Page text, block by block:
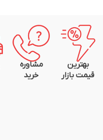
بهترین
قیمت بازار
مشاوره
خرید